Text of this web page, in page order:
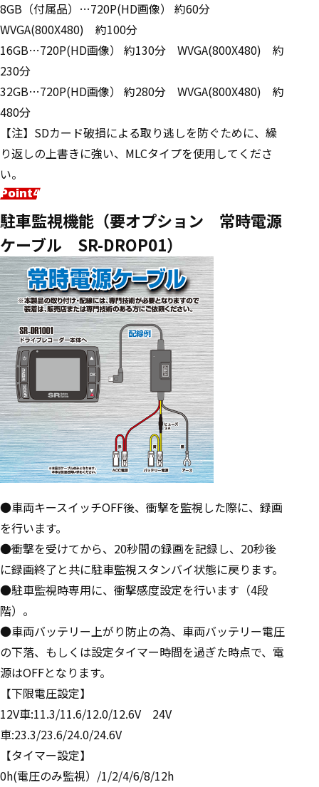
8GB（付属品）…720P(HD画像） 約60分
WVGA(800X480) 約100分
16GB…720P(HD画像） 約130分 WVGA(800X480) 約
230分
32GB…720P(HD画像） 約280分 WVGA(800X480) 約
480分
【注】SDカード破損による取り逃しを防ぐために、繰
り返しの上書きに強い、MLCタイプを使用してくださ
い。
駐車監視機能（要オプション 常時電源
ケーブル SR-DROP01）
●車両キースイッチOFF後、衝撃を監視した際に、録画
を行います。
●衝撃を受けてから、20秒間の録画を記録し、20秒後
に録画終了と共に駐車監視スタンバイ状態に戻ります。
●駐車監視時専用に、衝撃感度設定を行います（4段
階）。
●車両バッテリー上がり防止の為、車両バッテリー電圧
の下落、もしくは設定タイマー時間を過ぎた時点で、電
源はOFFとなります。
【下限電圧設定】
12V車:11.3/11.6/12.0/12.6V 24V
車:23.3/23.6/24.0/24.6V
【タイマー設定】
0h(電圧のみ監視）/1/2/4/6/8/12h